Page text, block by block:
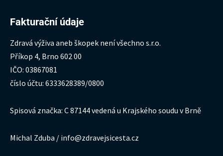
Fakturační údaje
Zdravá výživa aneb škopek není všechno s.r.o.
Příkop 4, Brno 602 00
IČO: 03867081
číslo účtu: 6333628389/0800
Spisová značka: C 87144 vedená u Krajského soudu v Brně
Michal Zduba / info@zdravejsicesta.cz